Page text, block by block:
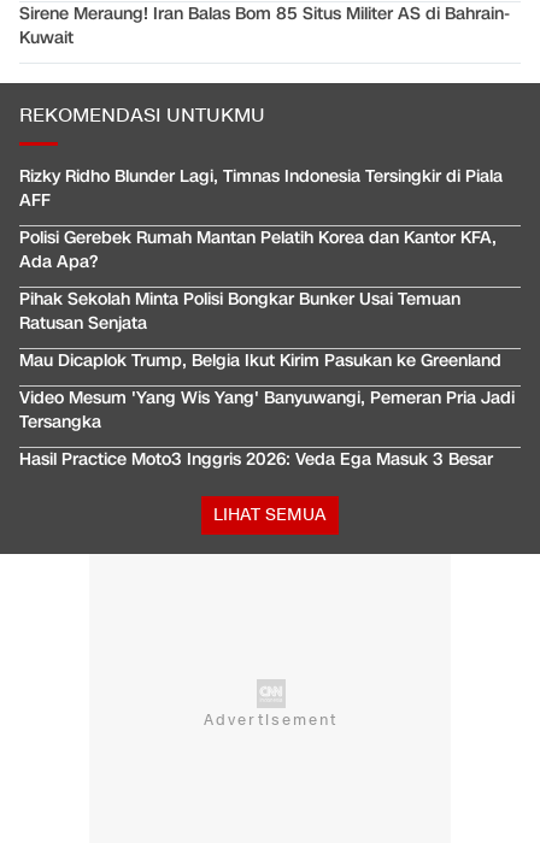
Sirene Meraung! Iran Balas Bom 85 Situs Militer AS di Bahrain-
Kuwait
REKOMENDASI UNTUKMU
Rizky Ridho Blunder Lagi, Timnas Indonesia Tersingkir di Piala
AFF
Polisi Gerebek Rumah Mantan Pelatih Korea dan Kantor KFA,
Ada Apa?
Pihak Sekolah Minta Polisi Bongkar Bunker Usai Temuan
Ratusan Senjata
Mau Dicaplok Trump, Belgia Ikut Kirim Pasukan ke Greenland
Video Mesum 'Yang Wis Yang' Banyuwangi, Pemeran Pria Jadi
Tersangka
Hasil Practice Moto3 Inggris 2026: Veda Ega Masuk 3 Besar
LIHAT SEMUA